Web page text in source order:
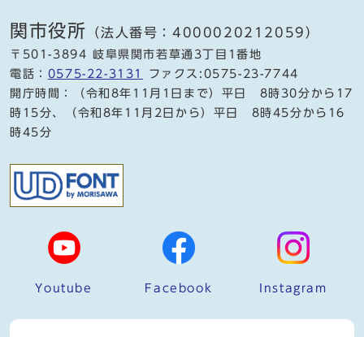
関市役所 （法人番号：4000020212059）
〒501-3894 岐阜県関市若草通3丁目1番地
電話： 0575-22-3131
ファクス:0575-23-7744
開庁時間：（令和8年11月1日まで）平日 8時30分から17
時15分、（令和8年11月2日から）平日 8時45分から16
時45分
Youtube Facebook Instagram